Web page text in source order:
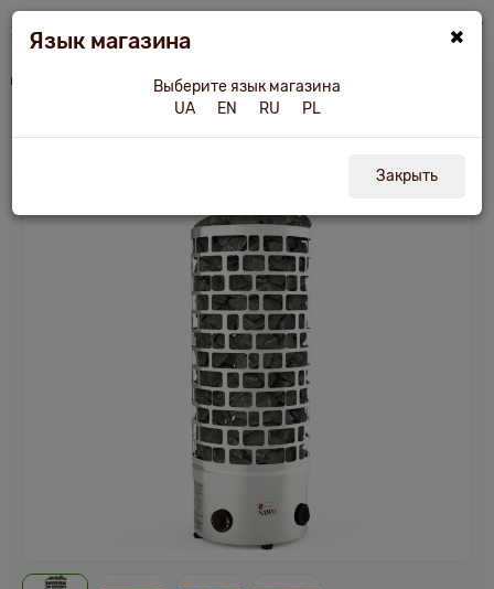
Печи и другое оборудование Электрокаменка Sawo Aries ARI3-90NB-
×
Язык магазина
Выберите язык магазина
UA
EN RU PL
Закрыть